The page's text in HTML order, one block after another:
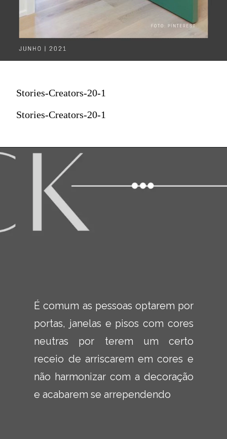
Stories-Creators-20-1
Stories-Creators-20-1
É comum as pessoas optarem por
portas, janelas e pisos com cores
neutras por terem um certo
receio de arriscarem em cores e
não harmonizar com a decoração
e acabarem se arrependendo